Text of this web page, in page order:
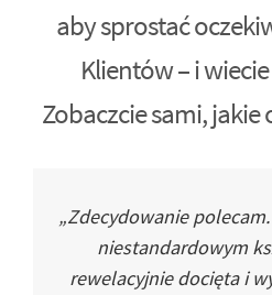
aby sprostać
Klientów – i wiecie
Zobaczcie sami,
„Zdecydowanie
niestandardowym
rewelacyjnie docięta i